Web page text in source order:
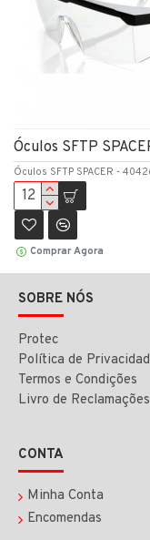
Óculos SFTP SPACER -
Óculos SFTP
Comprar Agora
SOBRE NÓS
Protec
Política de
Termos e Condições
Livro de Reclamações
CONTA
Minha Conta
Encomendas